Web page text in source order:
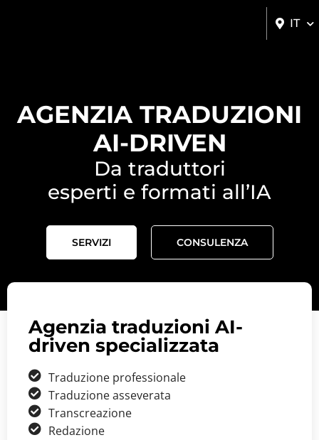
IT
AGENZIA TRADUZIONI
AI-DRIVEN
Da traduttori
esperti e formati all’IA
SERVIZI CONSULENZA
Agenzia traduzioni AI-
driven specializzata
Traduzione professionale
Traduzione asseverata
Transcreazione
Redazione